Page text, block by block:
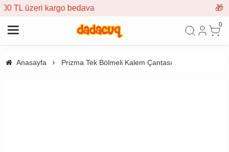
🎁 İlk siparişe %10
0
Anasayfa Prizma Tek Bölmeli Kalem Çantası